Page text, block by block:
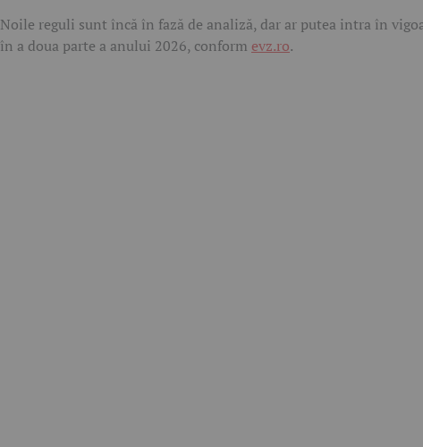
Noile reguli sunt încă în fază de analiză, dar ar putea intra în
în a doua parte a anului 2026, conform evz.ro.